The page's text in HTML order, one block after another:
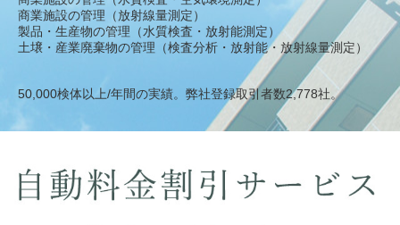
商業施設の管理（放射線量測定）
製品・生産物の管理（水質検査・放射能測定）
土壌・産業廃棄物の管理（検査分析・放射能・放射線量測定）
50,000検体以上/年間の実績。弊社登録取引者数2,778社。